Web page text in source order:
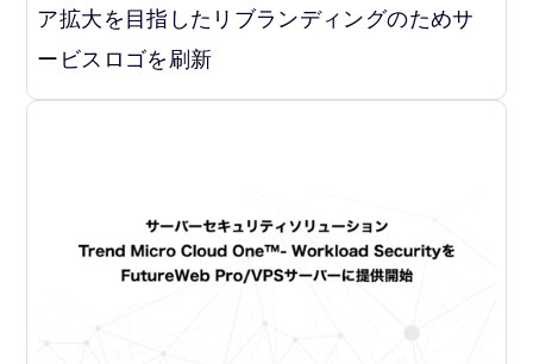
ア拡大を目指したリブランディングのためサ
ービスロゴを刷新